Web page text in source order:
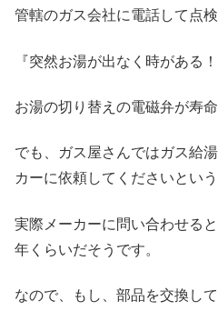
管轄のガス会社に電話して点
『突然お湯が出なく時がある！
お湯の切り替えの電磁弁が寿
でも、ガス屋さんではガス給
カーに依頼してくださいという
実際メーカーに問い合わせる
年くらいだそうです。
なので、もし、部品を交換し